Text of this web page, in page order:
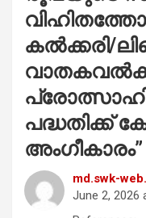
കൽക്കരി/
പദ്ധതിക്ക്
അംഗീകാരം”
md.swk-
June 2, 2026